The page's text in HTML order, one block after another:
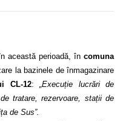
această perioadă, încomuna
la bazinele de înmagazinare
CL-12: „Execuție lucrări de
tratare, rezervoare, stații de
de Sus”.